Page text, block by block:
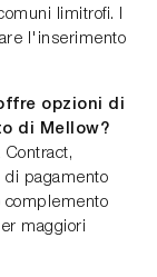
limitrofi. I
l'inserimento
opzioni di
di Mellow?
pagamento
complemento
maggiori